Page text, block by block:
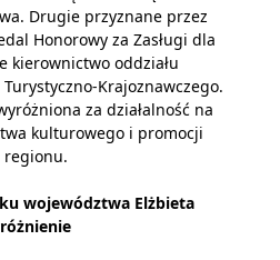
Drugie przyznane przez
Honorowy za Zasługi dla
kierownictwo oddziału
Krajoznawczego.
za działalność na
kulturowego i promocji
regionu.
województwa Elżbieta